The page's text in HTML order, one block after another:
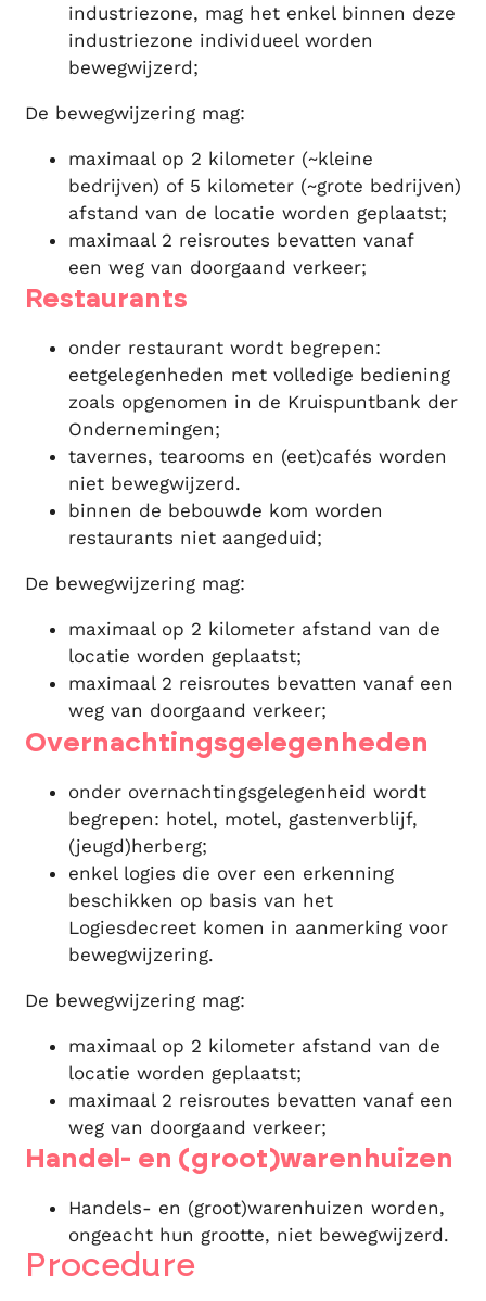
industriezone, mag het enkel binnen deze
industriezone individueel worden
bewegwijzerd;
De bewegwijzering mag:
maximaal op 2 kilometer (~kleine
bedrijven) of 5 kilometer (~grote bedrijven)
afstand van de locatie worden geplaatst;
maximaal 2 reisroutes bevatten vanaf
een weg van doorgaand verkeer;
Restaurants
onder restaurant wordt begrepen:
eetgelegenheden met volledige bediening
zoals opgenomen in de Kruispuntbank der
Ondernemingen;
tavernes, tearooms en (eet)cafés worden
niet bewegwijzerd.
binnen de bebouwde kom worden
restaurants niet aangeduid;
De bewegwijzering mag:
maximaal op 2 kilometer afstand van de
locatie worden geplaatst;
maximaal 2 reisroutes bevatten vanaf een
weg van doorgaand verkeer;
Overnachtingsgelegenheden
onder overnachtingsgelegenheid wordt
begrepen: hotel, motel, gastenverblijf,
(jeugd)herberg;
enkel logies die over een erkenning
beschikken op basis van het
Logiesdecreet komen in aanmerking voor
bewegwijzering.
De bewegwijzering mag:
maximaal op 2 kilometer afstand van de
locatie worden geplaatst;
maximaal 2 reisroutes bevatten vanaf een
weg van doorgaand verkeer;
Handel- en (groot)warenhuizen
Handels- en (groot)warenhuizen worden,
ongeacht hun grootte, niet bewegwijzerd.
Procedure